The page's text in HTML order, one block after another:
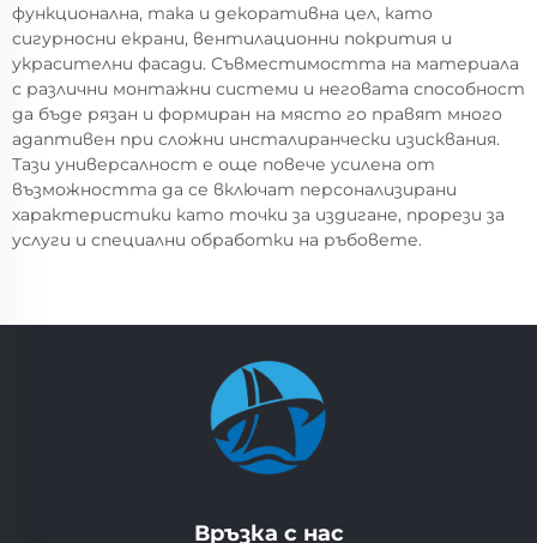
функционална, така и декоративна цел, като
сигурносни екрани, вентилационни покрития и
украсителни фасади. Съвместимостта на материалa
с различни монтажни системи и неговата способност
да бъде рязан и формиран на място го правят много
адаптивен при сложни инсталиранчески изисквания.
Тази универсалност е още повече усилена от
възможността да се включат персонализирани
характеристики като точки за издигане, прорези за
услуги и специални обработки на ръбовете.
Връзка с нас